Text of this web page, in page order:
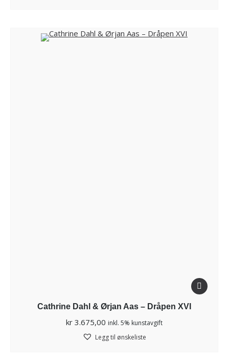
Cathrine Dahl & Ørjan Aas – Dråpen XVI
kr 3.675,00 inkl. 5% kunstavgift
Legg til ønskeliste